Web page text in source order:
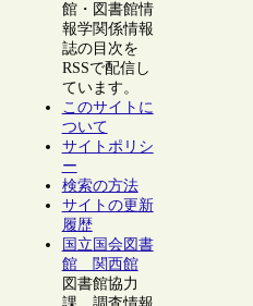
館・図書館情
報学関係情報
誌の目次を
RSSで配信し
ています。
このサイトに
ついて
サイトポリシ
ー
検索の方法
サイトの更新
履歴
国立国会図書
館 関西館
図書館協力